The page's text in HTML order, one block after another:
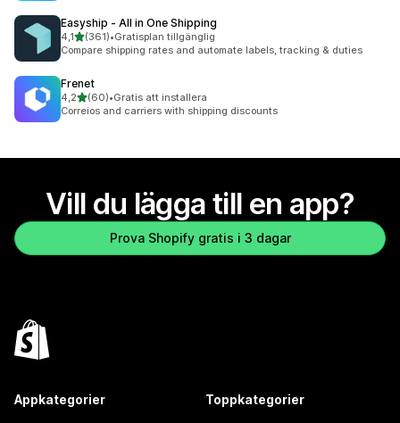
Easyship ‑ All in One Shipping
4,1av 5 stjärnor
(361)
361 recensioner totalt
•Gratisplan tillgänglig
Compare shipping rates and automate labels, tracking & duties
Frenet
4,2av 5 stjärnor
(60)
60 recensioner totalt
•Gratis att installera
Correios and carriers with shipping discounts
Vill du lägga till en app?
Prova Shopify gratis i 3 dagar
Appkategorier Toppkategorier